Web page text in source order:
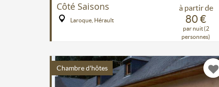
à partir de
80 €
par nuit (2
personnes)
Côté Saisons
Laroque, Hérault
Chambre d'hôtes